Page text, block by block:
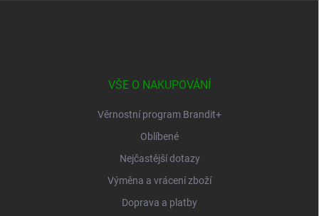
VŠE O NAKUPOVÁNÍ
Věrnostní program Brandit+
Oblíbené
Nejčastější dotazy
Výměna a vrácení zboží
Doprava a platby